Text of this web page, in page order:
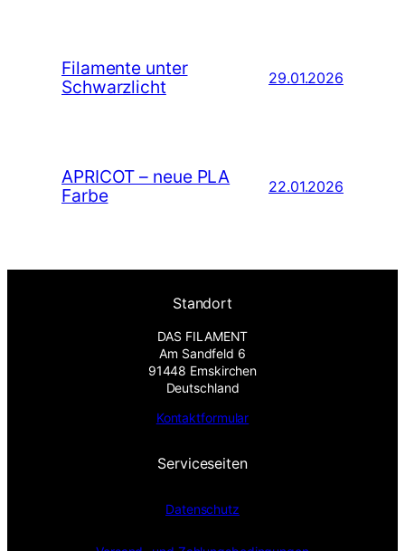
Filamente unter
Schwarzlicht
29.01.2026
APRICOT – neue PLA
Farbe
22.01.2026
Standort
DAS FILAMENT
Am Sandfeld 6
91448 Emskirchen
Deutschland
Kontaktformular
Serviceseiten
Datenschutz